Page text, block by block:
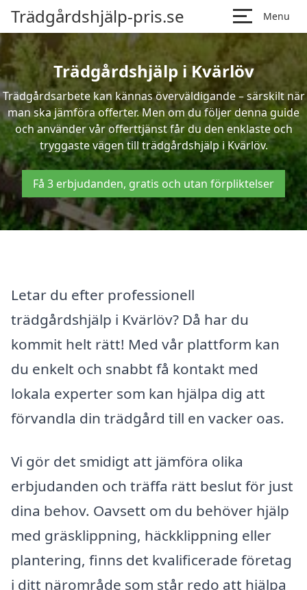
Trädgårdshjälp-pris.se Menu
Trädgårdshjälp i Kvärlöv
Trädgårdsarbete kan kännas överväldigande – särskilt när
man ska jämföra offerter. Men om du följer denna guide
och använder vår offerttjänst får du den enklaste och
tryggaste vägen till trädgårdshjälp i Kvärlöv.
Få 3 erbjudanden, gratis och utan förpliktelser
Letar du efter professionell
trädgårdshjälp i Kvärlöv? Då har du
kommit helt rätt! Med vår plattform kan
du enkelt och snabbt få kontakt med
lokala experter som kan hjälpa dig att
förvandla din trädgård till en vacker oas.
Vi gör det smidigt att jämföra olika
erbjudanden och träffa rätt beslut för just
dina behov. Oavsett om du behöver hjälp
med gräsklippning, häckklippning eller
plantering, finns det kvalificerade företag
i ditt närområde som står redo att hjälpa